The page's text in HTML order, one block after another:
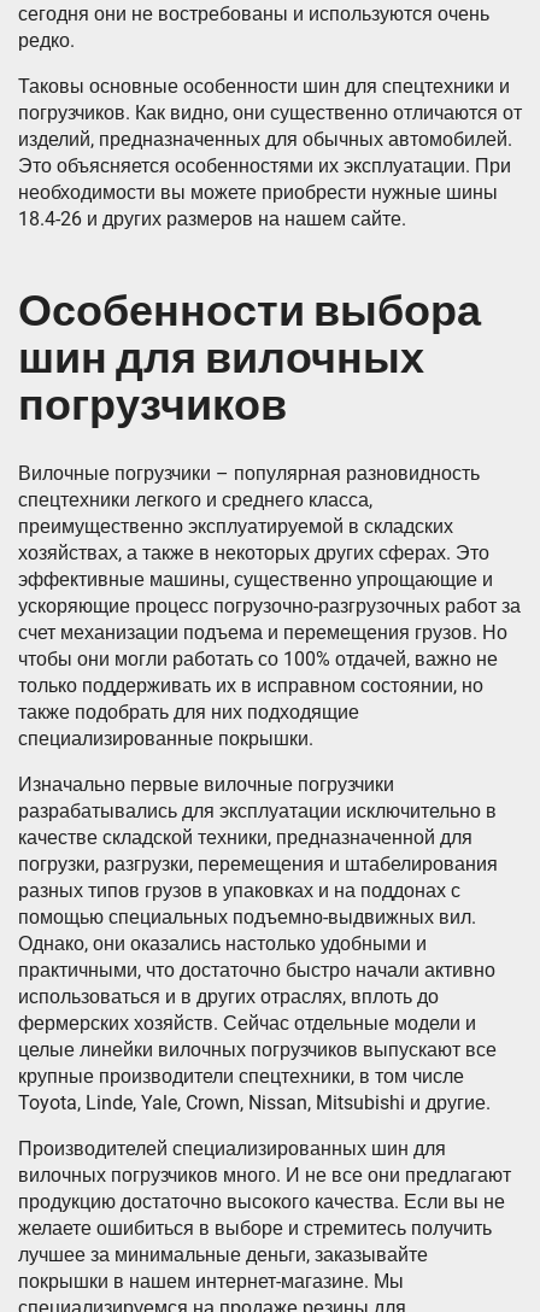
сегодня они не востребованы и используются очень
редко.
Таковы основные особенности шин для спецтехники и
погрузчиков. Как видно, они существенно отличаются от
изделий, предназначенных для обычных автомобилей.
Это объясняется особенностями их эксплуатации. При
необходимости вы можете приобрести нужные шины
18.4-26 и других размеров на нашем сайте.
Особенности выбора
шин для вилочных
погрузчиков
Вилочные погрузчики – популярная разновидность
спецтехники легкого и среднего класса,
преимущественно эксплуатируемой в складских
хозяйствах, а также в некоторых других сферах. Это
эффективные машины, существенно упрощающие и
ускоряющие процесс погрузочно-разгрузочных работ за
счет механизации подъема и перемещения грузов. Но
чтобы они могли работать со 100% отдачей, важно не
только поддерживать их в исправном состоянии, но
также подобрать для них подходящие
специализированные покрышки.
Изначально первые вилочные погрузчики
разрабатывались для эксплуатации исключительно в
качестве складской техники, предназначенной для
погрузки, разгрузки, перемещения и штабелирования
разных типов грузов в упаковках и на поддонах с
помощью специальных подъемно-выдвижных вил.
Однако, они оказались настолько удобными и
практичными, что достаточно быстро начали активно
использоваться и в других отраслях, вплоть до
фермерских хозяйств. Сейчас отдельные модели и
целые линейки вилочных погрузчиков выпускают все
крупные производители спецтехники, в том числе
Toyota, Linde, Yale, Crown, Nissan, Mitsubishi и другие.
Производителей специализированных шин для
вилочных погрузчиков много. И не все они предлагают
продукцию достаточно высокого качества. Если вы не
желаете ошибиться в выборе и стремитесь получить
лучшее за минимальные деньги, заказывайте
покрышки в нашем интернет-магазине. Мы